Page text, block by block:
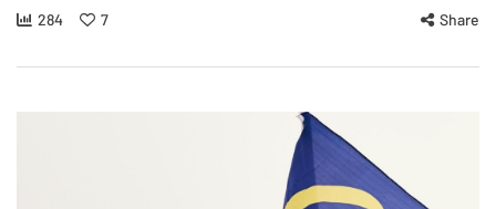
284 7 Share